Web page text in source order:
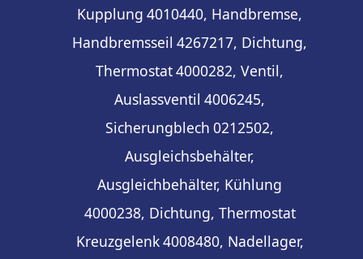
Kupplung 4010440, Handbremse,
Handbremsseil 4267217, Dichtung,
Thermostat4000282, Ventil,
Auslassventil 4006245,
Sicherungblech 0212502,
Ausgleichsbehälter,
Ausgleichbehälter, Kühlung
4000238, Dichtung, Thermostat
Kreuzgelenk4008480, Nadellager,